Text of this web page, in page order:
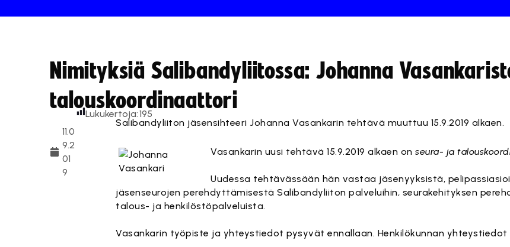
Nimityksiä Salibandyliitossa: Johanna
talouskoordinaattori
11.0
9.2
01
9
Lukukertoja:195
Salibandyliiton jäsensihteeri Johanna Vasankarin tehtävä muuttuu 15.9.2019 alkaen.
Vasankarin uusi tehtävä 15.9.2019 alkaen onseura- ja
Uudessa tehtävässään hän vastaa jäsenyyksistä,
jäsenseurojen perehdyttämisestä Salibandyliiton palveluihin, seurakehityksen
talous- ja henkilöstöpalveluista.
Vasankarin työpiste ja yhteystiedot pysyvät ennallaan. Henkilökunnan yhteystiedot